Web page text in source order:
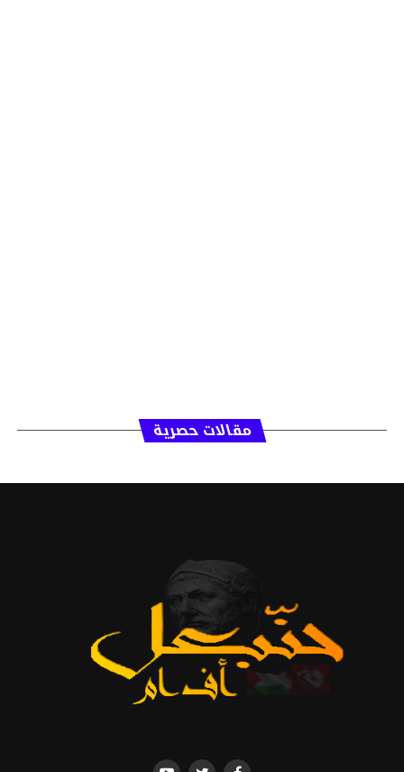
مقالات حصرية